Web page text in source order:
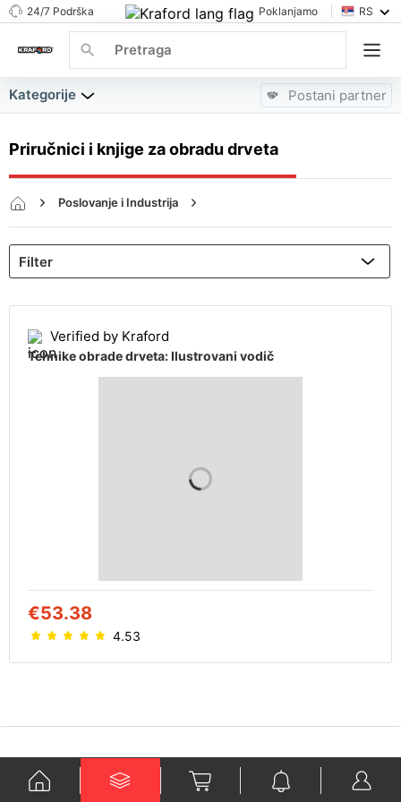
24/7 Podrška Poklanjamo RS
Kategorije Postani partner
Priručnici i knjige za obradu drveta
Poslovanje i Industrija
CNC, Obrada Metala i Proizvodnja
Verified by Kraford
Tehnike obrade drveta: Ilustrovani vodič
€53.38
4.53
Ko je Kraford?